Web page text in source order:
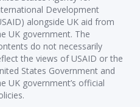
Development
alongside UK aid from
UK government. The
do not necessarily
the views of USAID or the
States Government and
UK government’s official